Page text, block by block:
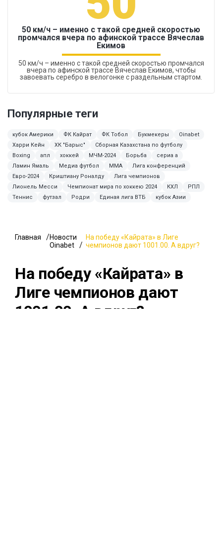
50 км/ч – именно с такой средней скоростью
промчался вчера по афинской трассе Вячеслав
Екимов
50 км/ч – именно с такой средней скоростью промчался
вчера по афинской трассе Вячеслав Екимов, чтобы
завоевать серебро в велогонке с раздельным стартом.
Популярные теги
кубок Америки ФК Кайрат ФК Тобол Букмекеры
Oinabet
Харри Кейн
ХК "Барыс"
Сборная Казахстана по футболу
Boxing
апл хоккей МЧМ-2024 Борьба
сериа а
Ламин Ямаль
Медиа футбол MMA
Лига конференций
Евро-2024
Криштиану Роналду
Лига чемпионов
Лионель Месси
Чемпионат мира по хоккею 2024 КХЛ
РПЛ
Теннис
футзал Родри Единая лига ВТБ кубок Азии
Главная
Новости
Oinabet
На победу «Кайрата» в Лиге
чемпионов дают 1001.00. А вдруг?
На победу «Кайрата» в
Лиге чемпионов дают
1001.00. А вдруг?